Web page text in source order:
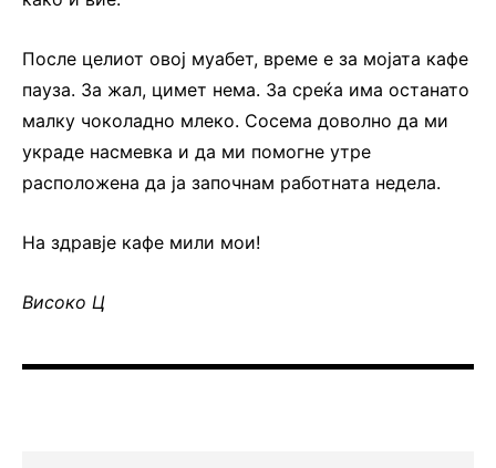
После целиот овој муабет, време е за мојата кафе
пауза. За жал, цимет нема. За среќа има останато
малку чоколадно млеко. Сосема доволно да ми
украде насмевка и да ми помогне утре
расположена да ја започнам работната недела.
На здравје кафе мили мои!
Високо Ц